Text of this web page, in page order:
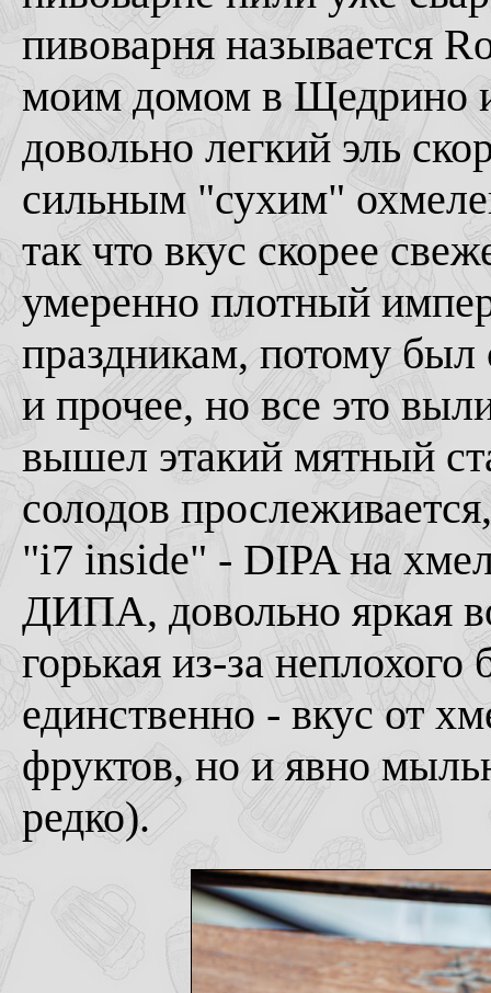
пивоварня называется
моим домом в Щедрино
довольно легкий эль
сильным "сухим"
так что вкус скорее
умеренно плотный
праздникам, потому
и прочее, но все это
вышел этакий мятный
солодов
"i7 inside" - DIPA на
ДИПА, довольно яркая
горькая из-за
единственно - вкус от
фруктов, но и явно
редко).